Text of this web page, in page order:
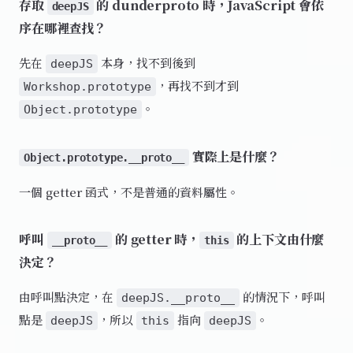
存取 deepJS
的 dunderproto 時，JavaScript 會依
序在哪裡查找？
先在 deepJS 本身，找不到後到
Workshop.prototype ，再找不到才到
Object.prototype 。
Object.prototype.__proto__ 實際上是什麼？
一個 getter 函式，不是普通的資料屬性。
呼叫 __proto__ 的 getter 時， this
的上下文由什麼
決定？
由呼叫點決定，在 deepJS.__proto__
的情況下，呼叫
點是
deepJS ，所以 this 指向 deepJS 。